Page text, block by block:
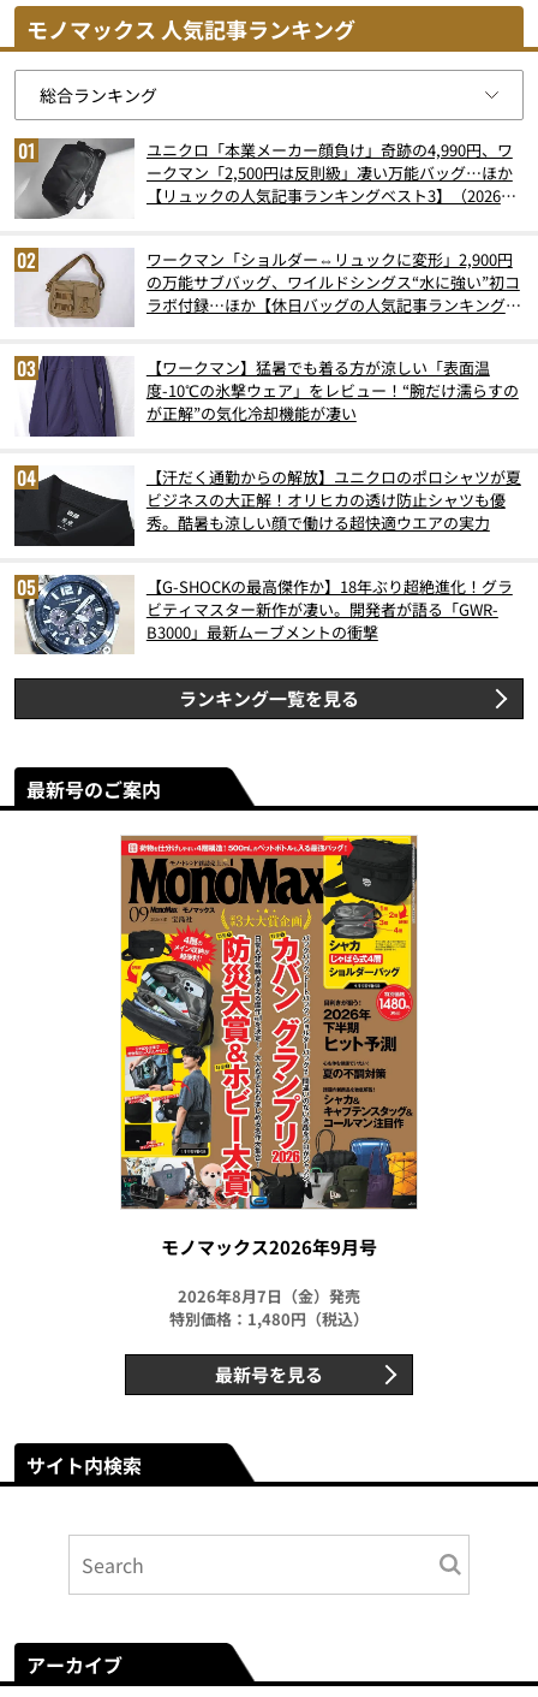
モノマックス 人気記事ランキング
ユニクロ「本業メーカー顔負け」奇跡の4,990円、ワ
ークマン「2,500円は反則級」凄い万能バッグ…ほか
【リュックの人気記事ランキングベスト3】（2026年
ワークマン「ショルダー⇔リュックに変形」2,900円
の万能サブバッグ、ワイルドシングス“水に強い”初コ
ラボ付録…ほか【休日バッグの人気記事ランキングベ
【ワークマン】猛暑でも着る方が涼しい「表面温
度-10℃の氷撃ウェア」をレビュー！“腕だけ濡らすの
が正解”の気化冷却機能が凄い
【汗だく通勤からの解放】ユニクロのポロシャツが夏
ビジネスの大正解！オリヒカの透け防止シャツも優
秀。酷暑も涼しい顔で働ける超快適ウエアの実力
【G-SHOCKの最高傑作か】18年ぶり超絶進化！グラ
ビティマスター新作が凄い。開発者が語る「GWR-
B3000」最新ムーブメントの衝撃
ランキング一覧を見る
最新号のご案内
モノマックス2026年9月号
2026年8月7日（金）発売
特別価格：1,480円（税込）
最新号を見る
サイト内検索
アーカイブ